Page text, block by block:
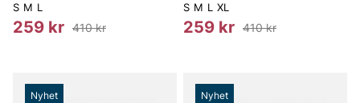
S M L
259 kr 410 kr
S M L XL
259 kr 410 kr
Nyhet Nyhet